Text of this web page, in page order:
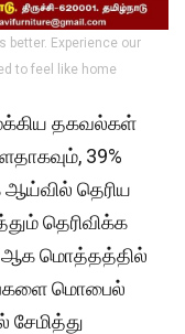
better. Experience our
to feel like home
தகவல்கள்
39%
ஆய்வில் தெரிய
தெரிவிக்க
ஆக மொத்தத்தில்
மொபைல்